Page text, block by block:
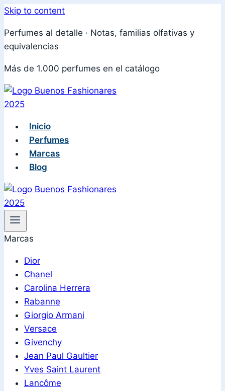
Skip to content
Perfumes al detalle · Notas, familias olfativas y
equivalencias
Más de 1.000 perfumes en el catálogo
Inicio
Perfumes
Marcas
Blog
Marcas
Dior
Chanel
Carolina Herrera
Rabanne
Giorgio Armani
Versace
Givenchy
Jean Paul Gaultier
Yves Saint Laurent
Lancôme